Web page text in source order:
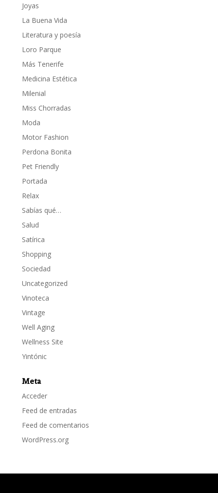
Joyas
La Buena Vida
Literatura y poesía
Loro Parque
Más Tenerife
Medicina Estética
Milenial
Miss Chorradas
Moda
Motor Fashion
Perdona Bonita
Pet Friendly
Portada
Relax
Sabías qué…
Salud
Satírica
Shopping
Sociedad
Uncategorized
Vinoteca
Vintage
Well Aging
Wellness Site
Yintónic
Meta
Acceder
Feed de entradas
Feed de comentarios
WordPress.org